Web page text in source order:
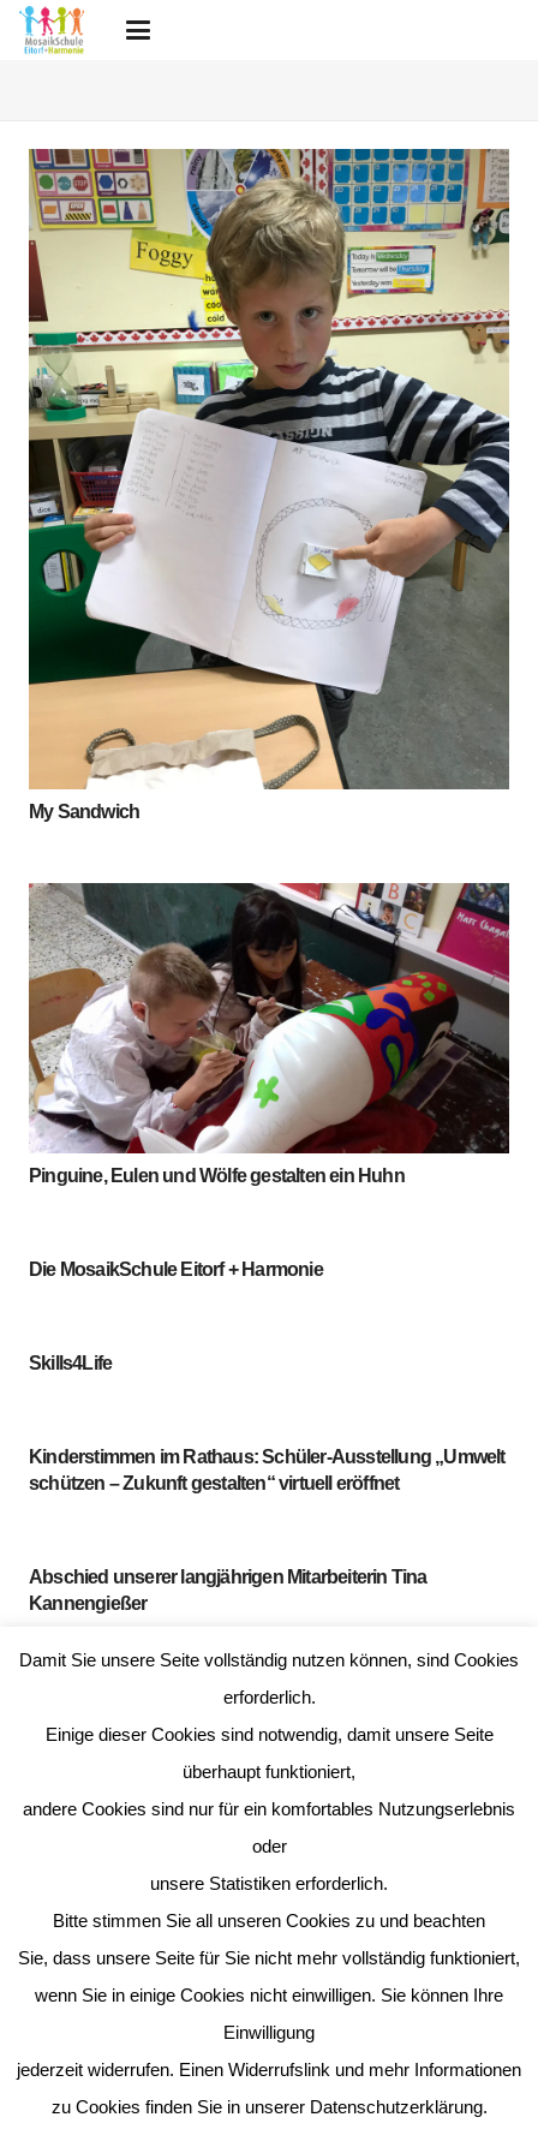
My Sandwich
Pinguine, Eulen und Wölfe gestalten ein Huhn
Die MosaikSchule Eitorf + Harmonie
Skills4Life
Kinderstimmen im Rathaus: Schüler-Ausstellung „Umwelt
schützen – Zukunft gestalten“ virtuell eröffnet
Abschied unserer langjährigen Mitarbeiterin Tina
Kannengießer
Sprechzeit der Sozialpädagogin
Aus dem Online – Musikunterricht: Musik komponieren ist
Tonmalerei
1 2 3 4 … 23
Damit Sie unsere Seite vollständig nutzen können, sind Cookies
erforderlich.
Einige dieser Cookies sind notwendig, damit unsere Seite
überhaupt funktioniert,
andere Cookies sind nur für ein komfortables Nutzungserlebnis
oder
unsere Statistiken erforderlich.
Bitte stimmen Sie all unseren Cookies zu und beachten
Sie, dass unsere Seite für Sie nicht mehr vollständig funktioniert,
wenn Sie in einige Cookies nicht einwilligen. Sie können Ihre
Einwilligung
jederzeit widerrufen. Einen Widerrufslink und mehr Informationen
zu Cookies finden Sie in unserer Datenschutzerklärung.